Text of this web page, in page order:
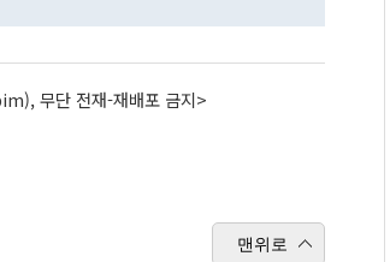
무단 전재-재배포 금지>
맨위로